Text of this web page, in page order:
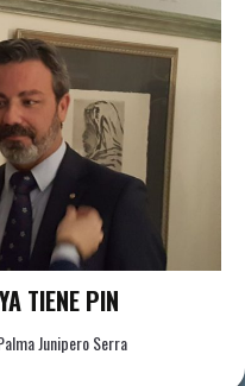
TIENE PIN
Junipero Serra